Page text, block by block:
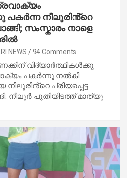
പകർന്ന നീലൂരിൻ്റെ
സംസ്കാരം നാളെ
NEWS 94 Comments
വിദ്യാർത്ഥികൾക്കു
പകർന്നു നൽകി
പ്രിയപ്പെട്ട
നീലൂർ പുതിയിടത്ത് മാത്യു